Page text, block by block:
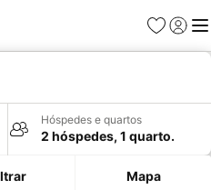
Favoritos
Iniciar
Hóspedes e quartos
2 hóspedes, 1 quarto.
Mapa